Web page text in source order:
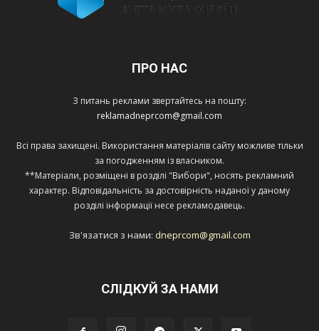
ПРО НАС
З питань реклами звертайтесь на пошту:
reklamadneprcom@gmail.com
Всі права захищені. Використання матеріалів сайту можливе тільки
за погодженням із власником.
**Матеріали, розміщені в розділі "Вибори", носять рекламний
характер. Відповідальність за достовірність наданої у даному
розділі інформації несе рекламодавець.
Зв'язатися з нами: dneprcom@gmail.com
СЛІДКУЙ ЗА НАМИ